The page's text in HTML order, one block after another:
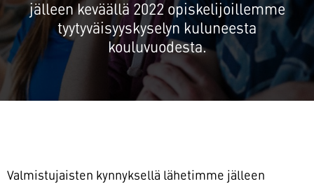
jälleen keväällä 2022 opiskelijoillemme
tyytyväisyyskyselyn kuluneesta
kouluvuodesta.
Valmistujaisten kynnyksellä lähetimme jälleen